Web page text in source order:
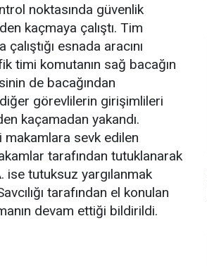
noktasında güvenlik
kaçmaya çalıştı. Tim
esnada aracını
timi komutanın sağ bacağın
de bacağından
görevlilerin girişimlileri
kaçamadan yakandı.
makamlara sevk edilen
tarafından tutuklanarak
ise tutuksuz yargılanmak
tarafından el konulan
devam ettiği bildirildi.